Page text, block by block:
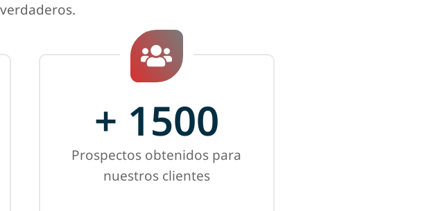
+ 1500
Prospectos obtenidos para
nuestros clientes